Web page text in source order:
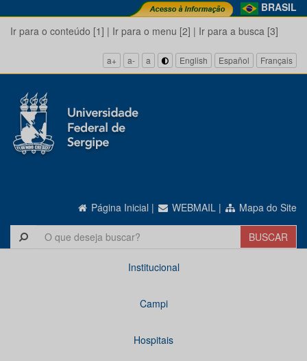
BRASIL
Ir para o conteúdo [1] | Ir para o menu [2] | Ir para a busca [3]
a+ a- a English Español Français
Página Inicial | WEBMAIL | Mapa do Site
Institucional
Campi
Hospitais